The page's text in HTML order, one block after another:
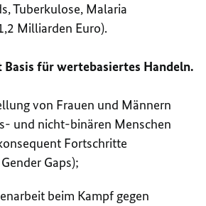
Tuberkulose, Malaria
Milliarden Euro).
für wertebasiertes Handeln.
von Frauen und Männern
und nicht-binären Menschen
Fortschritte
Gaps);
beim Kampf gegen